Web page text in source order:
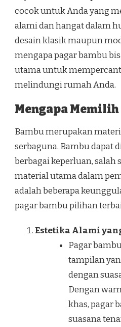
cocok untuk Anda yang
alami dan hangat dalam
desain klasik maupun
mengapa pagar bambu
utama untuk
melindungi rumah Anda.
Mengapa Memilih
Bambu merupakan
serbaguna. Bambu dapat
berbagai keperluan, salah
material utama dalam
adalah beberapa
pagar bambu pilihan
Estetika Alami
Pagar
tampilan
dengan
Dengan
khas, pagar
suasana